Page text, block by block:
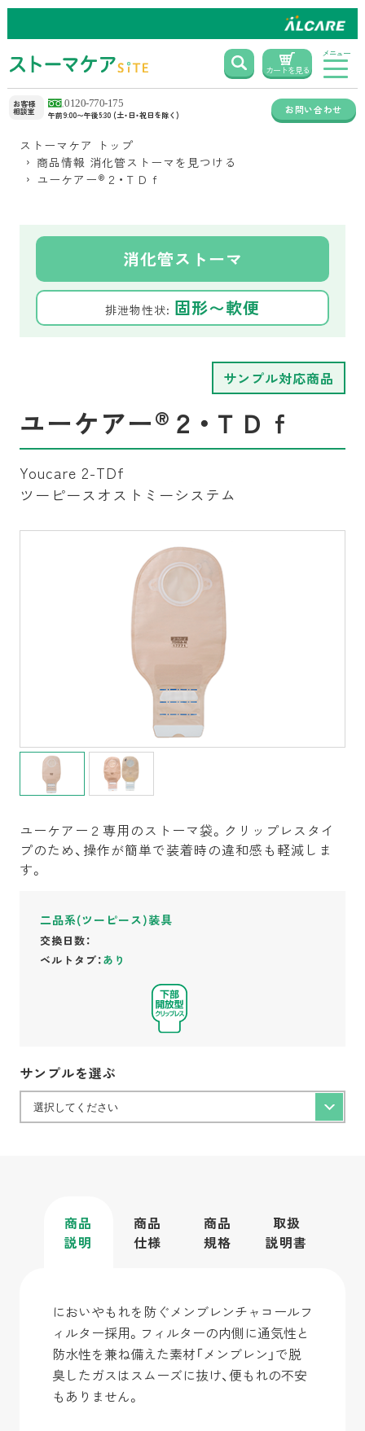
カートを見る
メニュー
お客様
相談室 午前9:00〜午後5:30 (土・日・祝日を除く) お問い合わせ
ストーマケア トップ
商品情報 消化管ストーマを見つける
ユーケアー® ２・ＴＤｆ
消化管ストーマ
排泄物性状: 固形〜軟便
ユーケアー® ２・ＴＤｆ
サンプル対応商品
Youcare 2-TDf
ツーピースオストミーシステム
ユーケアー２専用のストーマ袋。クリップレスタイ
プのため、操作が簡単で装着時の違和感も軽減しま
す。
二品系(ツーピース)装具
交換日数：
ベルトタブ：あり
サンプルを選ぶ
商品
説明
商品
仕様
商品
規格
取扱
説明書
においやもれを防ぐメンブレンチャコールフ
ィルター採用。フィルターの内側に通気性と
防水性を兼ね備えた素材「メンブレン」で脱
臭したガスはスムーズに抜け、便もれの不安
もありません。